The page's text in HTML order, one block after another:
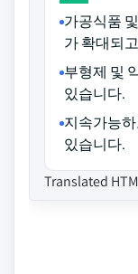
가공식품
가 확대되
부형제 및
있습니다.
지속가능
있습니다.
Translated